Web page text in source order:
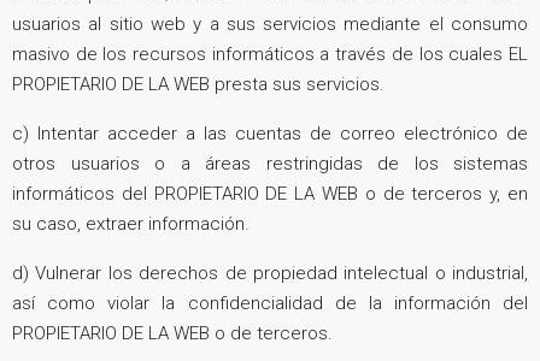
usuarios al sitio web y a sus servicios mediante el consumo
masivo de los recursos informáticos a través de los cuales EL
PROPIETARIO DE LA WEB presta sus servicios.
c) Intentar acceder a las cuentas de correo electrónico de
otros usuarios o a áreas restringidas de los sistemas
informáticos del PROPIETARIO DE LA WEB o de terceros y, en
su caso, extraer información.
d) Vulnerar los derechos de propiedad intelectual o industrial,
así como violar la confidencialidad de la información del
PROPIETARIO DE LA WEB o de terceros.